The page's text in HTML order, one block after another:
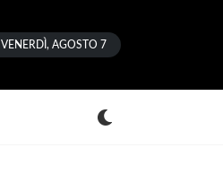
VENERDÌ, AGOSTO 7